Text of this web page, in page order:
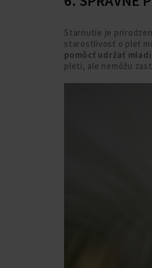
Starnutie je
starostlivosť o pleť
pomôcť udržať
pleti, ale nemôžu